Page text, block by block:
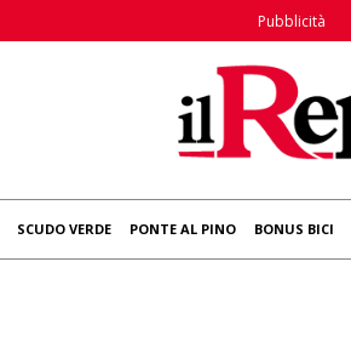
Pubblicità
SCUDO VERDE PONTE AL PINO BONUS BICI